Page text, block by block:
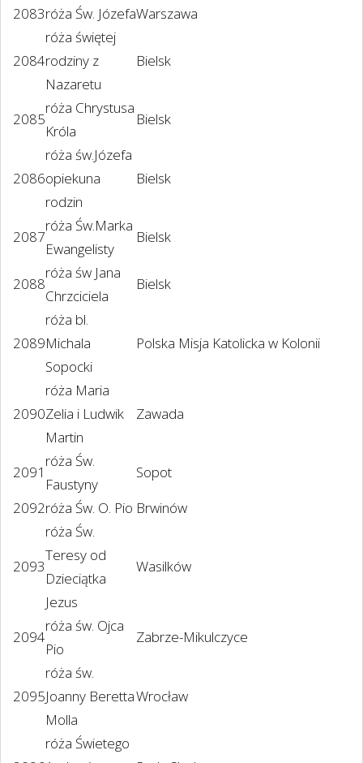
2083róża Św. JózefaWarszawa
2084
róża świętej
rodziny z
Nazaretu
Bielsk
2085
róża Chrystusa
Króla
Bielsk
2086
róża św.Józefa
opiekuna
rodzin
Bielsk
2087
róża Św.Marka
Ewangelisty
Bielsk
2088
róża św Jana
Chrzciciela
Bielsk
2089
róża bl.
Michala
Sopocki
Polska Misja Katolicka w Kolonii
2090
róża Maria
Zelia i Ludwik
Martin
Zawada
2091
róża Św.
Faustyny
Sopot
2092róża Św. O. Pio Brwinów
2093
róża Św.
Teresy od
Dzieciątka
Jezus
Wasilków
2094
róża św. Ojca
Pio
Zabrze-Mikulczyce
2095
róża św.
Joanny Beretta
Molla
Wrocław
róża Świetego